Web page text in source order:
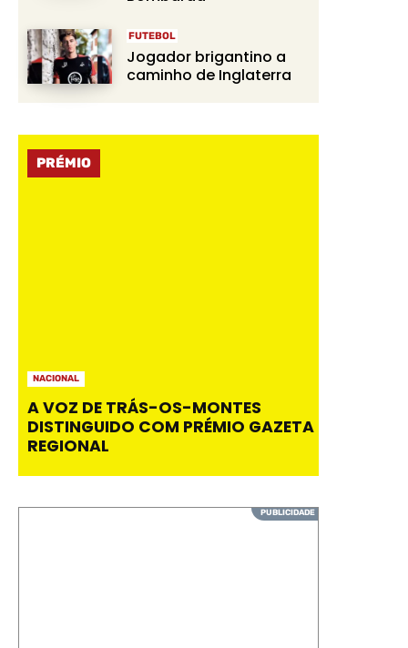
FUTEBOL
Jogador brigantino a
caminho de Inglaterra
PRÉMIO
NACIONAL
A VOZ DE TRÁS-OS-MONTES
DISTINGUIDO COM PRÉMIO GAZETA
REGIONAL